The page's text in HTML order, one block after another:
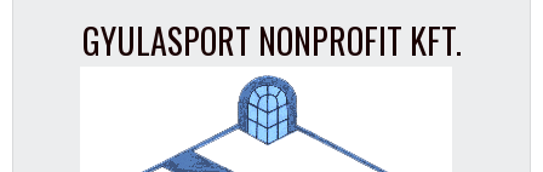
GYULASPORT NONPROFIT KFT.